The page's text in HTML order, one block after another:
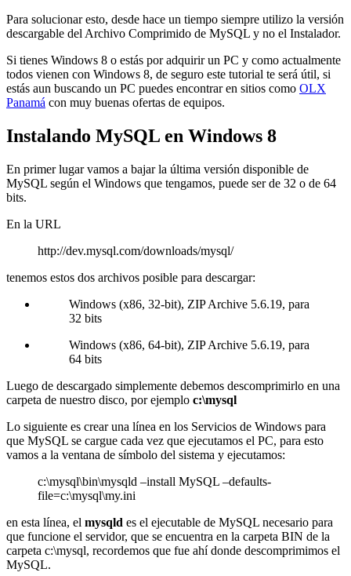
Para solucionar esto, desde hace un tiempo siempre utilizo la versión
descargable del Archivo Comprimido de MySQL y no el Instalador.
Si tienes Windows 8 o estás por adquirir un PC y como actualmente
todos vienen con Windows 8, de seguro este tutorial te será útil, si
estás aun buscando un PC puedes encontrar en sitios como OLX
Panamá con muy buenas ofertas de equipos.
Instalando MySQL en Windows 8
En primer lugar vamos a bajar la última versión disponible de
MySQL según el Windows que tengamos, puede ser de 32 o de 64
bits.
En la URL
http://dev.mysql.com/downloads/mysql/
tenemos estos dos archivos posible para descargar:
Windows (x86, 32-bit), ZIP Archive 5.6.19, para
32 bits
Windows (x86, 64-bit), ZIP Archive 5.6.19, para
64 bits
Luego de descargado simplemente debemos descomprimirlo en una
carpeta de nuestro disco, por ejemplo c:\mysql
Lo siguiente es crear una línea en los Servicios de Windows para
que MySQL se cargue cada vez que ejecutamos el PC, para esto
vamos a la ventana de símbolo del sistema y ejecutamos:
c:\mysql\bin\mysqld –install MySQL –defaults-
file=c:\mysql\my.ini
en esta línea, el mysqld es el ejecutable de MySQL necesario para
que funcione el servidor, que se encuentra en la carpeta BIN de la
carpeta c:\mysql, recordemos que fue ahí donde descomprimimos el
MySQL.